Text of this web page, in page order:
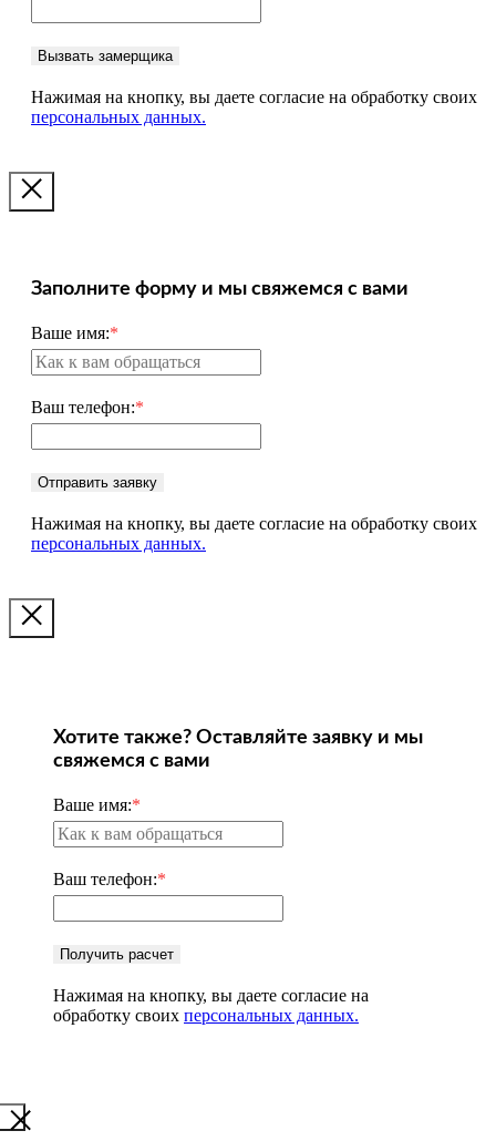
Вызвать замерщика
Нажимая на кнопку, вы даете согласие на обработку своих
персональных данных.
Заполните форму и мы свяжемся с вами
Ваше имя:*
Ваш телефон:*
Отправить заявку
Нажимая на кнопку, вы даете согласие на обработку своих
персональных данных.
Хотите также? Оставляйте заявку и мы
свяжемся с вами
Ваше имя:*
Ваш телефон:*
Получить расчет
Нажимая на кнопку, вы даете согласие на
обработку своих персональных данных.